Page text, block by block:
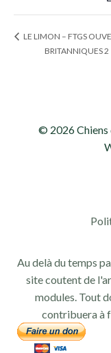
LE LIMON – FTGS
BRITANNIQUES 2
© 2026 Chiens
Au delà du temps
site coutent de
modules. Tout
contribuera à